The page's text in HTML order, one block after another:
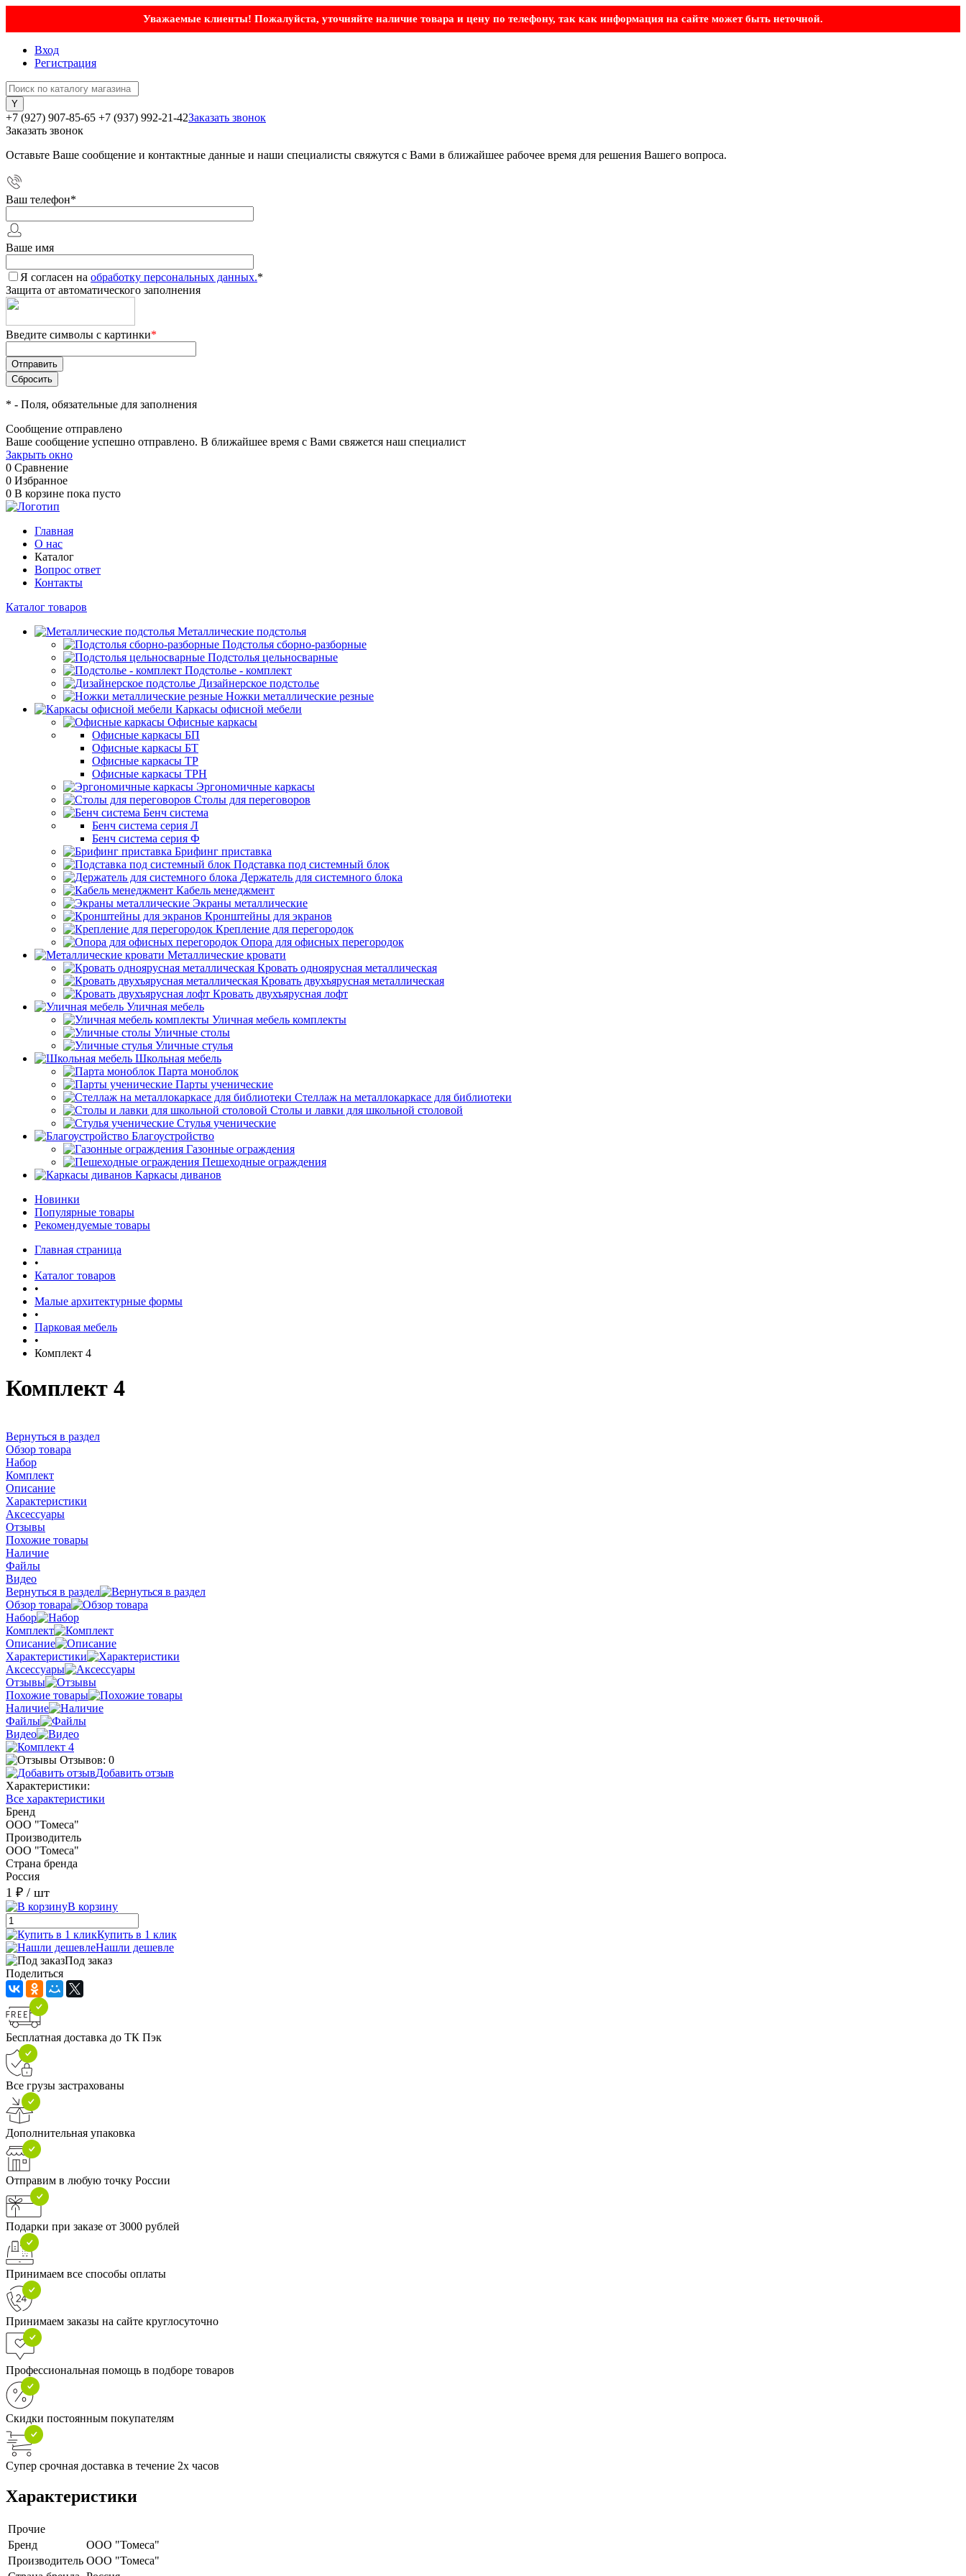
Уважаемые клиенты! Пожалуйста, уточняйте наличие товара и цену по телефону, так как информация на сайте может быть неточной.
Вход
Регистрация
+7 (927) 907-85-65 +7 (937) 992-21-42Заказать звонок
Заказать звонок
Оставьте Ваше сообщение и контактные данные и наши специалисты свяжутся с Вами в ближайшее рабочее время для решения Вашего вопроса.
Ваш телефон*
Ваше имя
Я согласен на обработку персональных данных.*
Защита от автоматического заполнения
Введите символы с картинки*
* - Поля, обязательные для заполнения
Сообщение отправлено
Ваше сообщение успешно отправлено. В ближайшее время с Вами свяжется наш специалист
Закрыть окно
0 Сравнение
0 Избранное
0 В корзине пока пусто
Главная
О нас
Каталог
Вопрос ответ
Контакты
Каталог товаров
Металлические подстолья
Подстолья сборно-разборные
Подстолья цельносварные
Подстолье - комплект
Дизайнерское подстолье
Ножки металлические резные
Каркасы офисной мебели
Офисные каркасы
Офисные каркасы БП
Офисные каркасы БТ
Офисные каркасы ТР
Офисные каркасы ТРН
Эргономичные каркасы
Столы для переговоров
Бенч система
Бенч система серия Л
Бенч система серия Ф
Брифинг приставка
Подставка под системный блок
Держатель для системного блока
Кабель менеджмент
Экраны металлические
Кронштейны для экранов
Крепление для перегородок
Опора для офисных перегородок
Металлические кровати
Кровать одноярусная металлическая
Кровать двухъярусная металлическая
Кровать двухъярусная лофт
Уличная мебель
Уличная мебель комплекты
Уличные столы
Уличные стулья
Школьная мебель
Парта моноблок
Парты ученические
Стеллаж на металлокаркасе для библиотеки
Столы и лавки для школьной столовой
Стулья ученические
Благоустройство
Газонные ограждения
Пешеходные ограждения
Каркасы диванов
Новинки
Популярные товары
Рекомендуемые товары
Главная страница
•
Каталог товаров
•
Малые архитектурные формы
•
Парковая мебель
•
Комплект 4
Комплект 4
Вернуться в раздел
Обзор товара
Набор
Комплект
Описание
Характеристики
Аксессуары
Отзывы
Похожие товары
Наличие
Файлы
Видео
Вернуться в раздел
Обзор товара
Набор
Комплект
Описание
Характеристики
Аксессуары
Отзывы
Похожие товары
Наличие
Файлы
Видео
Отзывов: 0
Добавить отзыв
Характеристики:
Все характеристики
Бренд
ООО "Томеса"
Производитель
ООО "Томеса"
Страна бренда
Россия
1 ₽ / шт
В корзину
Купить в 1 клик
Нашли дешевле
Под заказ
Поделиться
Бесплатная доставка до ТК Пэк
Все грузы застрахованы
Дополнительная упаковка
Отправим в любую точку России
Подарки при заказе от 3000 рублей
Принимаем все способы оплаты
Принимаем заказы на сайте круглосуточно
Профессиональная помощь в подборе товаров
Скидки постоянным покупателям
Супер срочная доставка в течение 2х часов
Характеристики
Прочие
Бренд
ООО "Томеса"
Производитель ООО "Томеса"